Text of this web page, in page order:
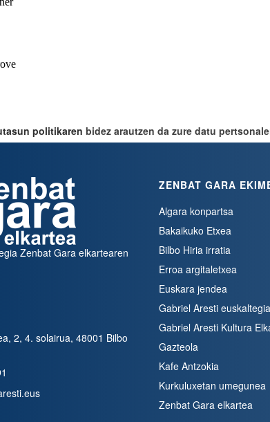
politikaren bidez arautzen da zure datu
Zenbat Gara elkartearen
2, 4. solairua, 48001 Bilbo
ZENBAT GARA
Algara konpartsa
Bakaikuko Etxea
Bilbo Hiria irratia
Erroa argitaletxea
Euskara jendea
Gabriel Aresti euskaltegia
Gabriel Aresti Kultura
Gazteola
Kafe Antzokia
Kurkuluxetan umegunea
Zenbat Gara elkartea